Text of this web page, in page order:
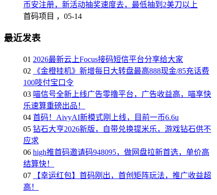
币安注册，新活动抽奖速度去，最低抽到2美刀以上
首码项目 ， 05-14
最近发表
01 2026最新云上Focus接码短信平台分享给大家
02
《金橙挂机》新增每日大转盘最高888现金/85充话费
100吱付宝口令
03 喵信号全新上线广告零撸平台，广告收益高，喵享快
乐速算重磅出品！
04 首码！AivyAI新模式刚上线，目前一币6.6u
05 钻石大亨2026新版，自带兑换提米乐，游戏钻石供不
应求
06 high推首码邀请码948095，做网盘拉新首选，单价高
结算快！
07
【幸运红包】首码刚出，首创矩阵玩法，推广收益超
高！